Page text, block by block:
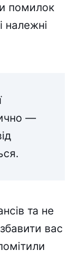
помилок
належні
—
та не
вас